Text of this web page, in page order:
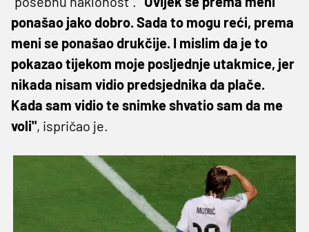
ponašao jako dobro. Sada to mogu reći, prema
meni se ponašao drukčije. I mislim da je to
pokazao tijekom moje posljednje utakmice, jer
nikada nisam vidio predsjednika da plače.
Kada sam vidio te snimke shvatio sam da me
voli", ispričao je.